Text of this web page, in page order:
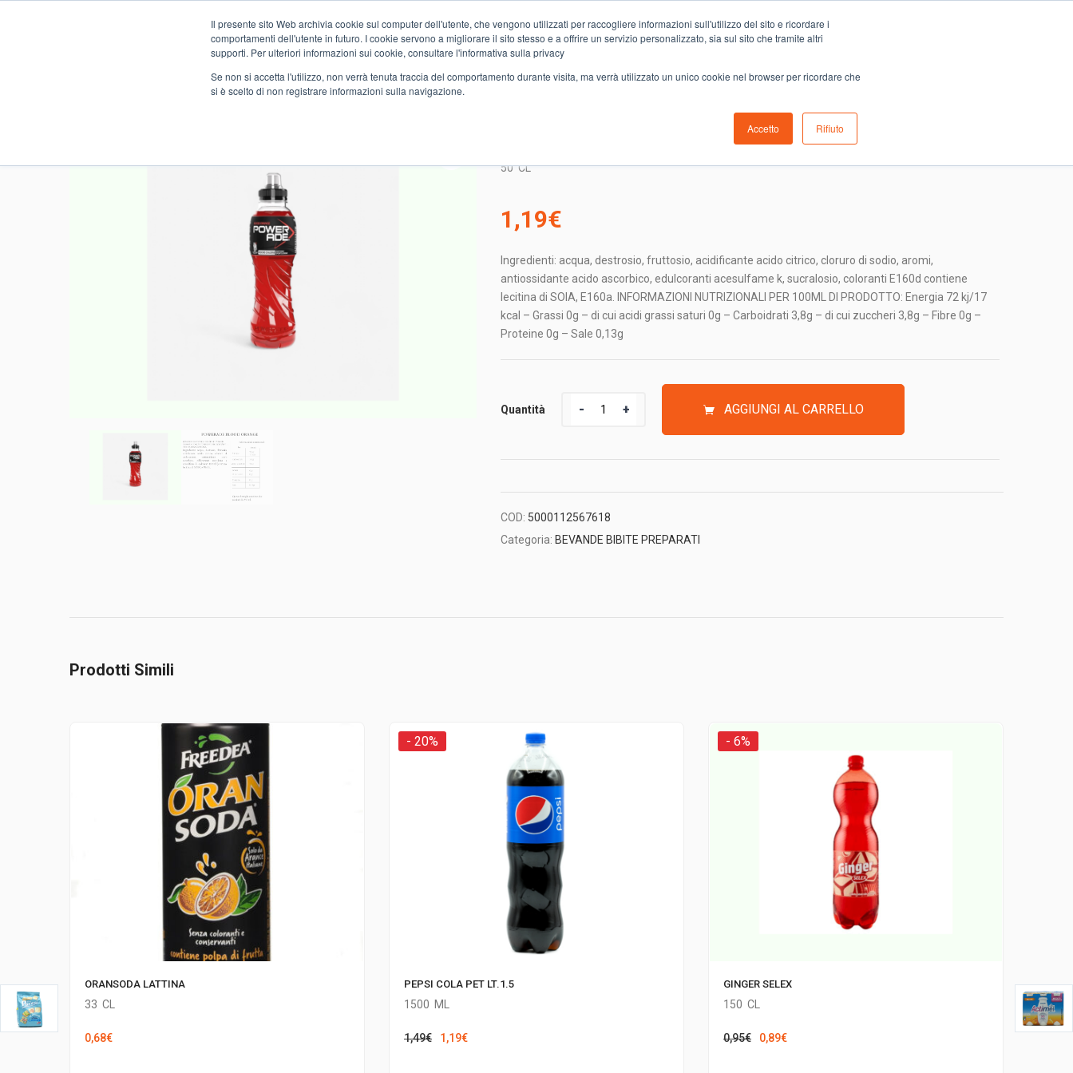
Il presente sito Web archivia cookie sul computer dell'utente, che vengono utilizzati per raccogliere informazioni sull'utilizzo del sito e ricordare i
comportamenti dell'utente in futuro. I cookie servono a migliorare il sito stesso e a offrire un servizio personalizzato, sia sul sito che tramite altri
supporti. Per ulteriori informazioni sui cookie, consultare l'informativa sulla privacy
Se non si accetta l'utilizzo, non verrà tenuta traccia del comportamento durante visita, ma verrà utilizzato un unico cookie nel browser per ricordare che
si è scelto di non registrare informazioni sulla navigazione.
Accetto Rifiuto
Novità Chi siamo Servizi Spesa online Carta Club A&O Volantino Serve aiuto?
ALIMENTARI BEVANDE BIBITE PREPARATI POWERADE BLOOD ORANGE
POWERADE BLOOD ORANGE
50 CL
1,19€
Ingredienti: acqua, destrosio, fruttosio, acidificante acido citrico, cloruro di sodio, aromi,
antiossidante acido ascorbico, edulcoranti acesulfame k, sucralosio, coloranti E160d contiene
lecitina di SOIA, E160a. INFORMAZIONI NUTRIZIONALI PER 100ML DI PRODOTTO: Energia 72 kj/17
kcal – Grassi 0g – di cui acidi grassi saturi 0g – Carboidrati 3,8g – di cui zuccheri 3,8g – Fibre 0g –
Proteine 0g – Sale 0,13g
Quantità AGGIUNGI AL CARRELLO
COD: 5000112567618
Categoria: BEVANDE BIBITE PREPARATI
Prodotti Simili
ORANSODA LATTINA
33 CL
0,68€
- 20%
PEPSI COLA PET LT.1.5
1500 ML
1,49€
Il
1,19€Il
- 6%
GINGER SELEX
150 CL
0,95€
Il
0,89€Il